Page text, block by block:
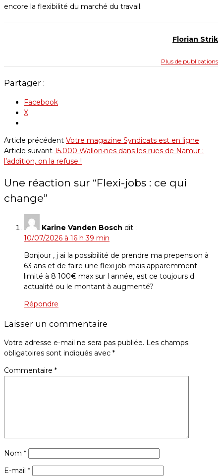
encore la flexibilité du marché du travail.
Florian Strik
Plus de publications
Partager :
Facebook
X
Article précédent Votre magazine Syndicats est en ligne
Article suivant 15.000 Wallon·nes dans les rues de Namur :
l’addition, on la refuse !
Une réaction sur “Flexi-jobs : ce qui
change”
Karine Vanden Bosch dit :
10/07/2026 à 16 h 39 min
Bonjour , j ai la possibilité de prendre ma prepension à
63 ans et de faire une flexi job mais apparemment
limité à 8 100€ max sur l année, est ce toujours d
actualité ou le montant à augmenté?
Répondre
Laisser un commentaire
Votre adresse e-mail ne sera pas publiée. Les champs
obligatoires sont indiqués avec *
Commentaire *
Nom *
E-mail *